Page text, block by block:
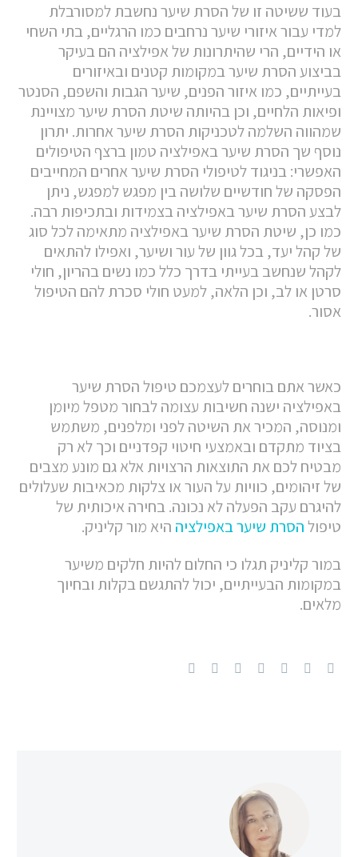
בעוד ששיטה זו של הסרת שיער נחשבת למסורבלת
למדי עבור איזורי שיער נרחבים כמו הרגליים, בתי השחי
או הידיים, הרי שהיתרונות של אפילציה הם בעיקר
בביצוע הסרת שיער במקומות קטנים ובאיזורים
בעייתיים, כמו איזור הפנים, שיער הגבות והשפם, הסנטר
ופיאות הלחיים, וכן בהיותה שיטת הסרת שיער מצויינת
שמהווה השלמה לטכניקות הסרת שיער אחרות. יתרון
נוסף שך הסרת שיער באפילציה טמון ברצף הטיפולים
האפשרי: בניגוד לטיפולי הסרת שיער אחרים המחייבים
הפסקה של חודשיים שלושה בין מפגש למפגש, ניתן
לבצע הסרת שיער באפילציה בצמידות ובתכיפות רבה.
כמו כן, שיטת הסרת שיער באפילציה מתאימה לכל סוג
של קהל יעד, בכל גוון של עור ושיער, ואפילו להתאים
לקהל שנחשב בעייתי בדרך כלל כמו נשים בהריון, חולי
סרטן או לב, וכן הלאה, למעט חולי סכרת להם הטיפול
אסור.
כאשר אתם בוחרים לעצמכם טיפול הסרת שיער
באפילציה ישנה חשיבות עצומה לבחור מטפל מיומן
ומנוסה, המכיר את השיטה לפני ומלפנים, משתמש
בציוד מתקדם ובאמצעי חיטוי קפדניים וכך לא רק
מבטיח לכם את התוצאות הרצויות אלא גם מונע מצבים
של זיהומים, כוויות על העור או צלקות מכאיבות שעלולים
להיגרם עקב הפעלה לא נכונה. בחירה איכותית של
טיפולהסרת שיער באפילציה היא מור קליניק.
במור קליניק תגלו כי החלום להיות חלקים משיער
במקומות הבעייתיים, יכול להתגשם בקלות ובחיוך
מלאים.